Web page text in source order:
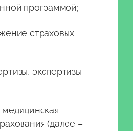
программой;
страховых
экспертизы
(далее –